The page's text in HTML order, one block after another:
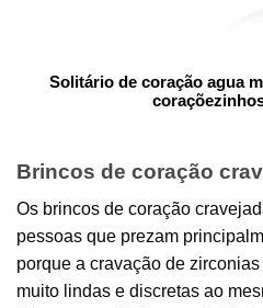
Solitário de coração agua
Brincos de coração
Os brincos de coração
pessoas que prezam
porque a cravação de
muito lindas e discretas ao